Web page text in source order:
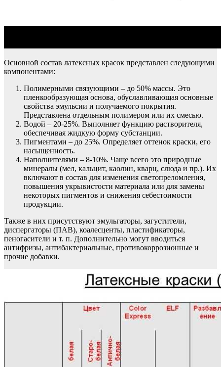
Основной состав латексных красок представлен следующими
компонентами:
Полимерными связующими – до 50% массы. Это
пленкообразующая основа, обуславливающая основные
свойства эмульсии и получаемого покрытия.
Представлена отдельным полимером или их смесью.
Водой – 20-25%. Выполняет функцию растворителя,
обеспечивая жидкую форму субстанции.
Пигментами – до 25%. Определяет оттенок краски, его
насыщенность.
Наполнителями – 8-10%. Чаще всего это природные
минералы (мел, кальцит, каолин, кварц, слюда и пр.). Их
включают в состав для изменения светопреломления,
повышения укрывистости материала или для замены
некоторых пигментов и снижения себестоимости
продукции.
Также в них присутствуют эмульгаторы, загустители,
диспергаторы (ПАВ), коалесценты, пластификаторы,
пеногасители и т. п. Дополнительно могут вводиться
антифризы, антибактериальные, противокоррозионные и
прочие добавки.